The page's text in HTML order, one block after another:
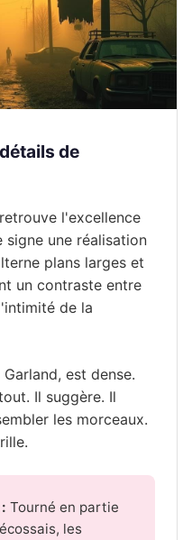
de
l'excellence
signe une réalisation
plans larges et
un contraste entre
de la
est dense.
Il suggère. Il
les morceaux.
Tourné en partie
les